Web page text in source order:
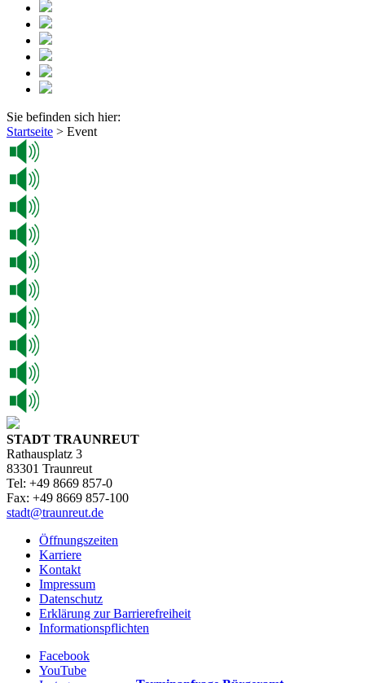
Sie befinden sich hier:
Startseite > Event
STADT TRAUNREUT
Rathausplatz 3
83301 Traunreut
Tel: +49 8669 857-0
Fax: +49 8669 857-100
stadt@traunreut.de
Öffnungszeiten
Karriere
Kontakt
Impressum
Datenschutz
Erklärung zur Barrierefreiheit
Informationspflichten
Facebook
YouTube